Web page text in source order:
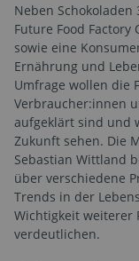
Neben
Future Food
sowie eine
Ernährung und
Umfrage wollen die
Verbraucher:innen
aufgeklärt sind und
Zukunft sehen. Die
Sebastian Wittland
über verschiedene
Trends in der
Wichtigkeit weiterer
verdeutlichen.